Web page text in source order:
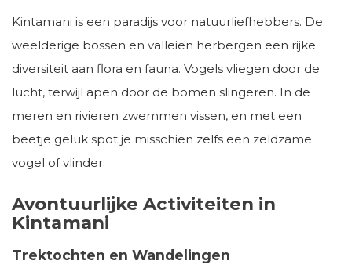
Kintamani is een paradijs voor natuurliefhebbers. De
weelderige bossen en valleien herbergen een rijke
diversiteit aan flora en fauna. Vogels vliegen door de
lucht, terwijl apen door de bomen slingeren. In de
meren en rivieren zwemmen vissen, en met een
beetje geluk spot je misschien zelfs een zeldzame
vogel of vlinder.
Avontuurlijke Activiteiten in
Kintamani
Trektochten en Wandelingen